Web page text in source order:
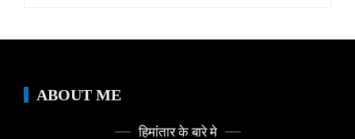
ABOUT ME
हिमांतार के बारे मे